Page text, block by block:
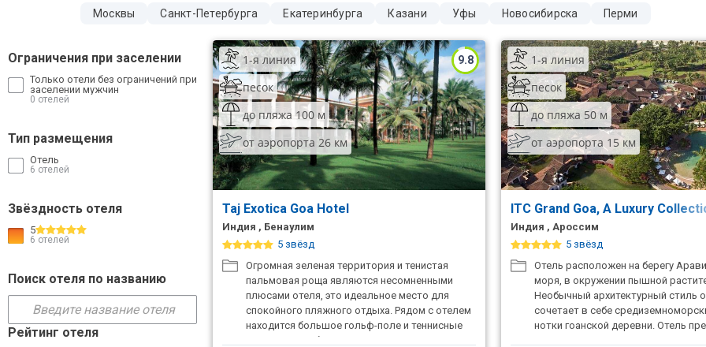
Москвы Санкт-Петербурга Екатеринбурга Казани Уфы Новосибирска Перми
Ограничения при заселении
Только отели без ограничений при
заселении мужчин
0 отелей
Тип размещения
Отель
6 отелей
Звёздность отеля
5
6 отелей
Поиск отеля по названию
Рейтинг отеля
9.8
1-я линия
песок
до пляжа 100 м
от аэропорта 26 км
Taj Exotica Goa Hotel
Индия , Бенаулим
5 звёзд
Огромная зеленая территория и тенистая
пальмовая роща являются несомненными
плюсами отеля, это идеальное место для
спокойного пляжного отдыха. Рядом с отелем
находится большое гольф-поле и теннисные
корты для любителей активного отдыха.
1-я линия
песок
до пляжа 50 м
от аэропорта 15 км
ITC Grand Goa, A Luxury
Индия , Ароссим
5 звёзд
Отель расположен на берегу
моря, в окружении пышной
Необычный архитектурный стиль
сочетает в себе
нотки гоанской деревни. Отель
Экскурсионные туры
5*
Лучшие отели 4* звезды
звезды
Лучшие отели 3* звезды
Недорогие отели 3*
Сетевые отели Турции